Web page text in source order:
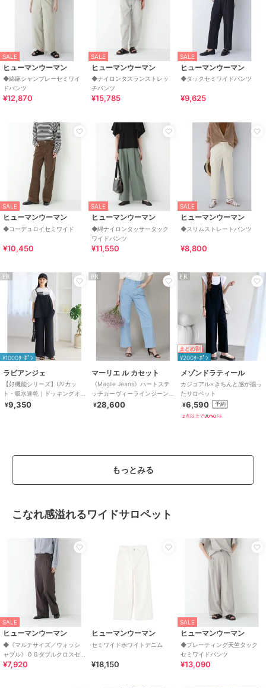
SALE
ヒューマンウーマン
◆綿麻シャンブレーセミワイ
ドパンツ
¥12,870
SALE
ヒューマンウーマン
◆ナイロンタスランストレッ
チパンツ
¥15,785
SALE
ヒューマンウーマン
◆タックセミワイドパンツ
¥9,625
SALE
ヒューマンウーマン
◆コーデュロイセミワイド
¥10,450
SALE
ヒューマンウーマン
◆綿ナイロンタッサータック
ワイドパンツ
¥11,550
SALE
ヒューマンウーマン
◆スリムストレートパンツ
¥8,800
PR
¥1000ｸｰﾎﾟﾝ
ラビアンジェ
【好機能シリーズ】UVカッ
ト・吸水速乾｜ドッキングオ
ールインワン｜360度こなれ見
¥9,350
PR
マーリエ ル カセット
《Maglie Jeans》ハートステ
ッチカーヴィーラインジーン
ズ
¥28,600
PR
まとめ割
¥200ｸｰﾎﾟﾝ
メゾンドラティール
カジュアル×きちんと感が揃っ
たサロペット
¥6,590 予約
2点以上で30%OFF
もっとみる
こなれ感溢れるワイドサロペット
SALE
ヒューマンウーマン
◆《マルチサイズ／ウォッシ
ャブル》ＯＧダブルクロスセ
ミワイドパンツ
¥7,920
ヒューマンウーマン
セミワイドホワイトデニム
¥18,150
SALE
ヒューマンウーマン
◆プレーティング天竺タック
セミワイドパンツ
¥13,090